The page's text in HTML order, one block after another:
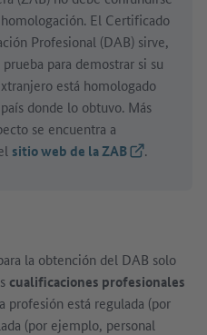
El Certificado
Profesional (DAB) sirve,
para demostrar si su
está homologado
donde lo obtuvo. Más
se encuentra a
sitio web de la ZAB(Link
.
la obtención del DAB solo
cualificaciones profesionales
profesión está regulada (por
(por ejemplo, personal